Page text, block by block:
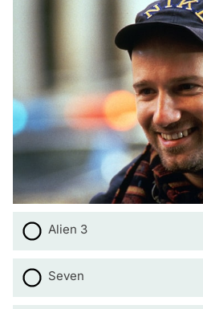
Alien 3
Seven